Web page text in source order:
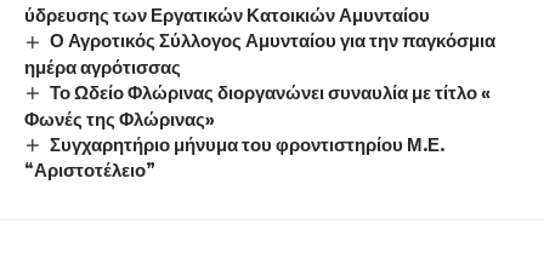
ύδρευσης των Εργατικών Κατοικιών Αμυνταίου
Ο Αγροτικός Σύλλογος Αμυνταίου για την παγκόσμια
ημέρα αγρότισσας
Το Ωδείο Φλώρινας διοργανώνει συναυλία με τίτλο «
Φωνές της Φλώρινας»
Συγχαρητήριο μήνυμα του φροντιστηρίου Μ.Ε.
“Αριστοτέλειο”